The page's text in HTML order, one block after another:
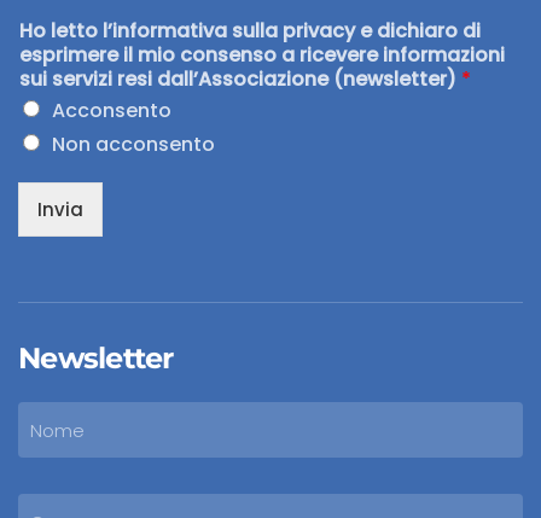
Ho letto l’informativa sulla privacy e dichiaro di
esprimere il mio consenso a ricevere informazioni
sui servizi resi dall’Associazione (newsletter) *
Acconsento
Non acconsento
Invia
Newsletter